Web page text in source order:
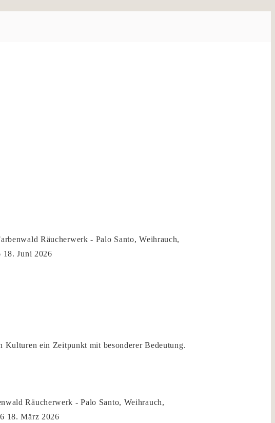
Räucherwerk - Palo Santo, Weihrauch,
18. Juni 2026
Kulturen ein Zeitpunkt mit besonderer Bedeutung.
Räucherwerk - Palo Santo, Weihrauch,
18. März 2026